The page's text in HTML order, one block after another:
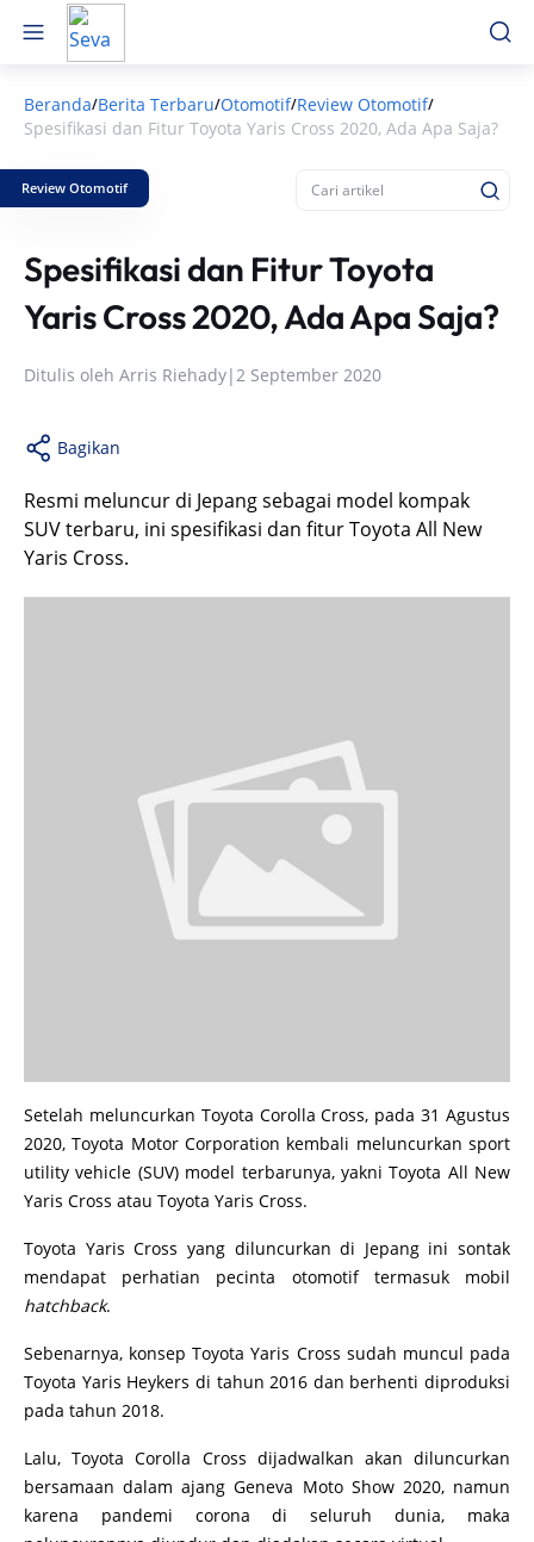
Beranda/Berita Terbaru/Otomotif/Review Otomotif/
Spesifikasi dan Fitur Toyota Yaris Cross 2020, Ada Apa Saja?
Review Otomotif
Spesifikasi dan Fitur Toyota
Yaris Cross 2020, Ada Apa Saja?
Ditulis oleh Arris Riehady|2 September 2020
Bagikan
Resmi meluncur di Jepang sebagai model kompak
SUV terbaru, ini spesifikasi dan fitur Toyota All New
Yaris Cross.
Setelah meluncurkan Toyota Corolla Cross, pada 31 Agustus
2020, Toyota Motor Corporation kembali meluncurkan sport
utility vehicle (SUV) model terbarunya, yakni Toyota All New
Yaris Cross atau Toyota Yaris Cross.
Toyota Yaris Cross yang diluncurkan di Jepang ini sontak
mendapat perhatian pecinta otomotif termasuk mobil
hatchback.
Sebenarnya, konsep Toyota Yaris Cross sudah muncul pada
Toyota Yaris Heykers di tahun 2016 dan berhenti diproduksi
pada tahun 2018.
Lalu, Toyota Corolla Cross dijadwalkan akan diluncurkan
bersamaan dalam ajang Geneva Moto Show 2020, namun
karena pandemi corona di seluruh dunia, maka